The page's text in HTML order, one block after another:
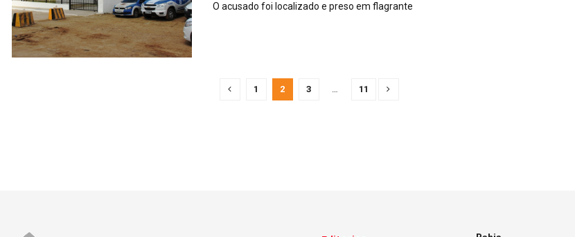
O acusado foi localizado e preso em flagrante
1 2 3 11